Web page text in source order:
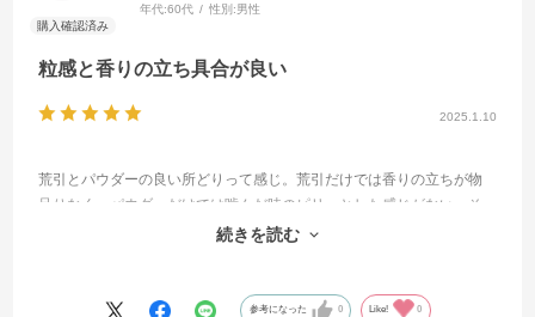
2025.1.10
粒感と香りの立ち具合が良い
年代:60代 性別:男性
荒引とパウダーの良い所どりって感じ。荒引だけでは香りの立ちが物
足りなく、パウダーだけでは噛んだ時のピリッとした感じがない、そ
こをうまく配合しているところが素晴らしい。
続きを読む
参考になった 0 Like! 0